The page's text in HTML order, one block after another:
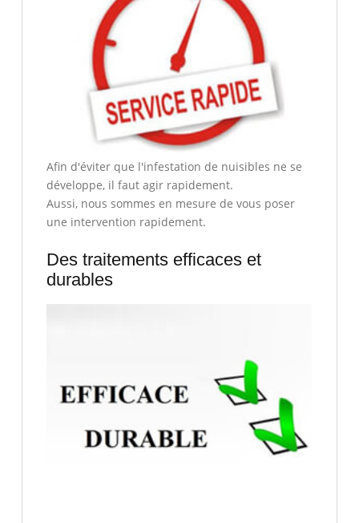
Afin d'éviter que l'infestation de nuisibles ne se
développe, il faut agir rapidement.
Aussi, nous sommes en mesure de vous poser
une intervention rapidement.
Des traitements efficaces et
durables